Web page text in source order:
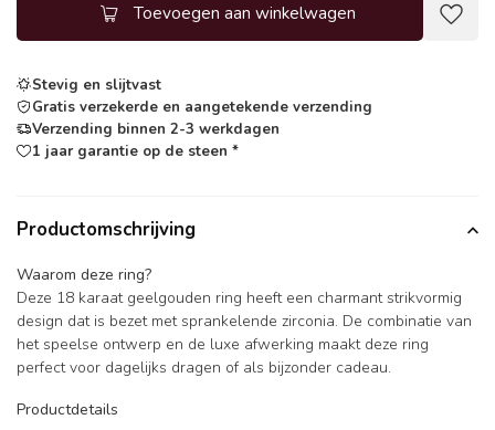
Toevoegen aan winkelwagen
Stevig en slijtvast
Gratis verzekerde en aangetekende verzending
Verzending binnen 2-3 werkdagen
1 jaar garantie op de steen *
Productomschrijving
Waarom deze ring?
Deze 18 karaat geelgouden ring heeft een charmant strikvormig
design dat is bezet met sprankelende zirconia. De combinatie van
het speelse ontwerp en de luxe afwerking maakt deze ring
perfect voor dagelijks dragen of als bijzonder cadeau.
Productdetails